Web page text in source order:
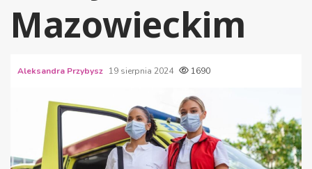
Mazowieckim
Aleksandra Przybysz 19 sierpnia 2024 1690